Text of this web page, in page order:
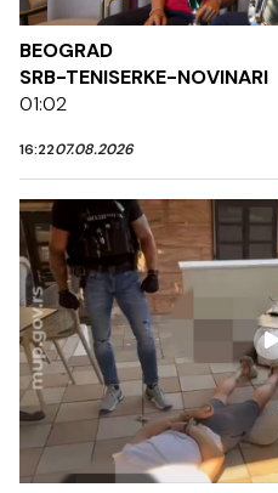
BEOGRAD
SRB-TENISERKE-NOVINARI
01:02
16:2207.08.2026